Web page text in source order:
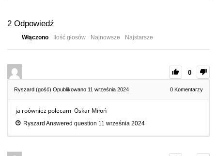
2 Odpowiedź
Włączono Ilość głosów Najnowsze Najstarsze
0
Ryszard (gość) Opublikowano 11 września 2024 0 Komentarzy
ja roównież polecam Oskar Miłoń
Ryszard Answered question 11 września 2024